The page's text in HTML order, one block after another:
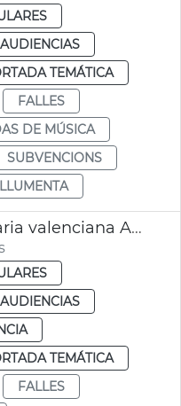
TEMÁTICA
FALLES
DE MÚSICA
SUBVENCIONS
Exposición indumentaria valenciana Ayuntamiento València
TEMÁTICA
FALLES